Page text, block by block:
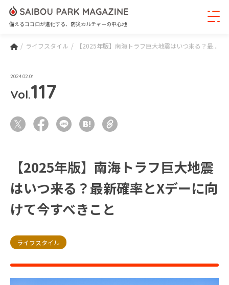
備えるココロが進化する、防災カルチャーの中心地
ライフスタイル 【2025年版】南海トラフ巨大地震はいつ来る？最...
2024.02.01
Vol.117
【2025年版】南海トラフ巨大地震
はいつ来る？最新確率とXデーに向
けて今すべきこと
ライフスタイル